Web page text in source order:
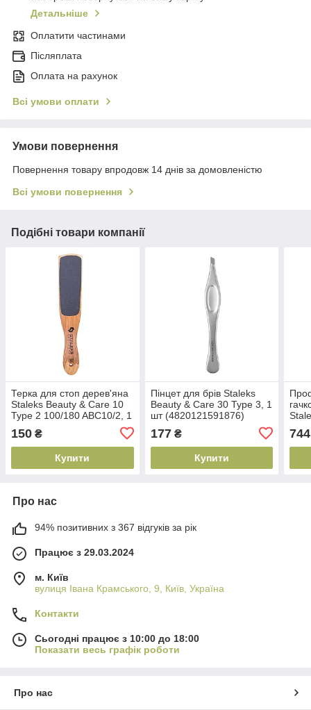
Детальніше
Оплатити частинами
Післяплата
Оплата на рахунок
Всі умови оплати
Умови повернення
Повернення товару впродовж 14 днів за домовленістю
Всі умови повернення
Подібні товари компанії
Терка для стоп дерев'яна
Staleks Beauty & Care 10
Type 2 100/180 ABC10/2, 1
150 ₴
Купити
Пінцет для брів Staleks
Beauty & Care 30 Type 3, 1
шт (4820121591876)
177₴
Купити
744
Про нас
94% позитивних з 367 відгуків за рік
Працює з 29.03.2024
м. Київ
вулиця Івана Крамського, 9, Київ, Україна
Контакти
Сьогодні працює з 10:00 до 18:00
Показати весь графік роботи
Про нас